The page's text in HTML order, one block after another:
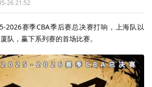
26 21:52
2026赛季CBA季后赛总决赛打响，上海队以
队，赢下系列赛的首场比赛。